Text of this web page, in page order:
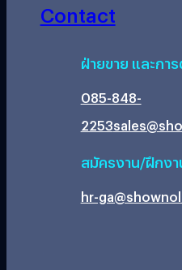
Contact
ฝ่ายขาย และกา
085-848-
2253
สมัครงาน/ฝึกง
hr-